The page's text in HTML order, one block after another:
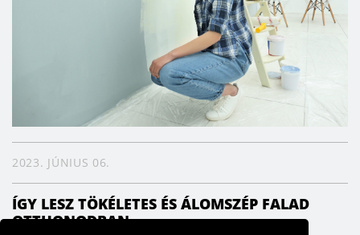
2023. JÚNIUS 06.
ÍGY LESZ TÖKÉLETES ÉS ÁLOMSZÉP FALAD
OTTHONODBAN